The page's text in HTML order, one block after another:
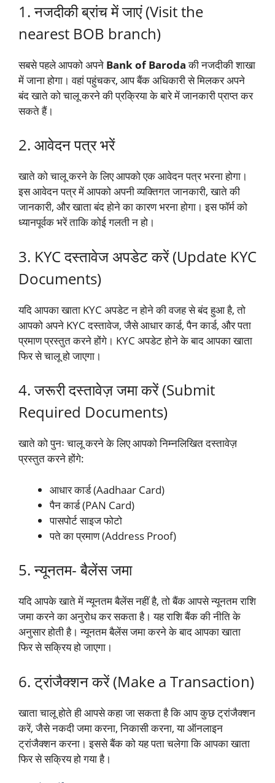
1. नजदीकी ब्रांच में जाएं (Visit the
nearest BOB branch)
सबसे पहले आपको अपने Bank of Barodaकी नजदीकी शाखा
में जाना होगा। वहां पहुंचकर, आप बैंक अधिकारी से मिलकर अपने
बंद खाते को चालू करने की प्रक्रिया के बारे में जानकारी प्राप्त कर
सकते हैं।
2. आवेदन पत्र भरें
खाते को चालू करने के लिए आपको एक आवेदन पत्र भरना होगा।
इस आवेदन पत्र में आपको अपनी व्यक्तिगत जानकारी, खाते की
जानकारी, और खाता बंद होने का कारण भरना होगा। इस फॉर्म को
ध्यानपूर्वक भरें ताकि कोई गलती न हो।
3. KYC दस्तावेज अपडेट करें (Update KYC
Documents)
यदि आपका खाता KYC अपडेट न होने की वजह से बंद हुआ है, तो
आपको अपने KYC दस्तावेज, जैसे आधार कार्ड, पैन कार्ड, और पता
प्रमाण प्रस्तुत करने होंगे। KYC अपडेट होने के बाद आपका खाता
फिर से चालू हो जाएगा।
4. जरूरी दस्तावेज़ जमा करें (Submit
Required Documents)
खाते को पुनः चालू करने के लिए आपको निम्नलिखित दस्तावेज़
प्रस्तुत करने होंगे:
आधार कार्ड (Aadhaar Card)
पैन कार्ड (PAN Card)
पासपोर्ट साइज फोटो
पते का प्रमाण (Address Proof)
5. न्यूनतम- बैलेंस जमा
यदि आपके खाते में न्यूनतम बैलेंस नहीं है, तो बैंक आपसे न्यूनतम राशि
जमा करने का अनुरोध कर सकता है। यह राशि बैंक की नीति के
अनुसार होती है। न्यूनतम बैलेंस जमा करने के बाद आपका खाता
फिर से सक्रिय हो जाएगा।
6. ट्रांजैक्शन करें (Make a Transaction)
खाता चालू होते ही आपसे कहा जा सकता है कि आप कुछ ट्रांजैक्शन
करें, जैसे नकदी जमा करना, निकासी करना, या ऑनलाइन
ट्रांजैक्शन करना। इससे बैंक को यह पता चलेगा कि आपका खाता
फिर से सक्रिय हो गया है।